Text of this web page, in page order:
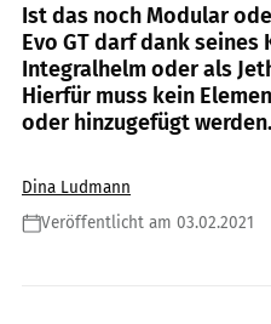
Ist das noch Modular
Evo GT darf dank
Integralhelm oder als
Hierfür muss kein
oder hinzugefügt werden.
Dina Ludmann
Veröffentlicht am 03.02.2021